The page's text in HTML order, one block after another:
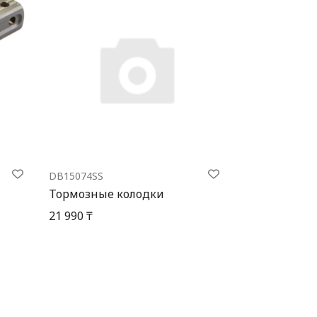
DB15074SS
Тормозные колодки
21 990 ₸